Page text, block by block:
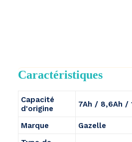
Caractéristiques
Capacité
d'origine
7Ah / 8,6Ah /
Marque
Gazelle